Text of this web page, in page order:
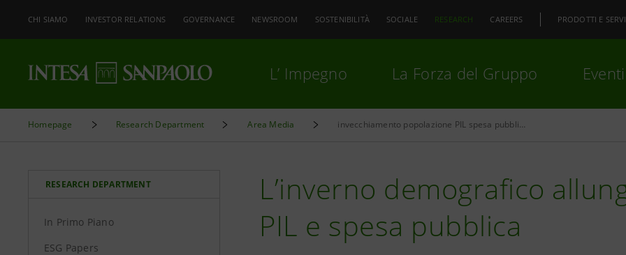
CHI SIAMO INVESTOR RELATIONS GOVERNANCE NEWSROOM SOSTENIBILITÀ SOCIALE RESEARCH CAREERS PRODOTTI E
L’ Impegno La Forza del Gruppo
Homepage Research Department Area Media invecchiamento popolazione PIL spesa pubblica
RESEARCH DEPARTMENT
In Primo Piano
ESG Papers
L’inverno demografico
PIL e spesa pubblica